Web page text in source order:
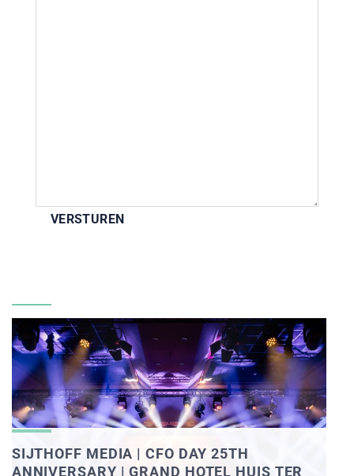
SIJTHOFF MEDIA | CFO DAY 25TH
ANNIVERSARY | GRAND HOTEL HUIS TER